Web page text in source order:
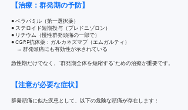
【治療：群発期の予防】
● ベラパミル（第一選択薬）
● ステロイド短期投与（プレドニゾロン）
● リチウム（慢性群発頭痛の一部で）
● CGRP抗体薬：ガルカネズマブ（エムガルティ）
→ 群発頭痛にも有効性が示されている
急性期だけでなく、“群発期全体を短縮する”ための治療が重要です。
【注意が必要な症状】
群発頭痛に似た疾患として、以下の危険な頭痛が存在します：